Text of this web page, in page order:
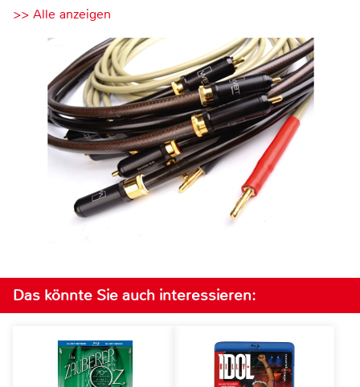
>> Alle anzeigen
Das könnte Sie auch interessieren: